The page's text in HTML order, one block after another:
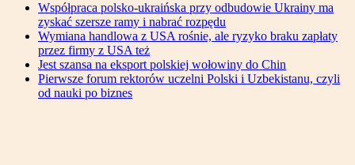
Współpraca polsko-ukraińska przy odbudowie Ukrainy ma
zyskać szersze ramy i nabrać rozpędu
Wymiana handlowa z USA rośnie, ale ryzyko braku zapłaty
przez firmy z USA też
Jest szansa na eksport polskiej wołowiny do Chin
Pierwsze forum rektorów uczelni Polski i Uzbekistanu, czyli
od nauki po biznes